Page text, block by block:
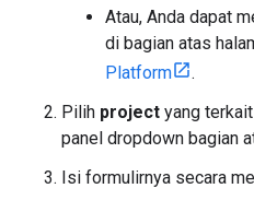
Atau, Anda dapat
di bagian atas
Platform
.
Pilih project yang
panel dropdown bagian
Isi formulirnya secara